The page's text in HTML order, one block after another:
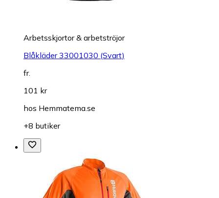
Arbetsskjortor & arbetströjor
Blåkläder 33001030 (Svart)
fr.
101 kr
hos Hemmatema.se
+8 butiker